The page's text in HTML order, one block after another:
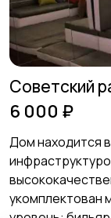
Советский
6 000 ₽
Дом находится
укомплектован